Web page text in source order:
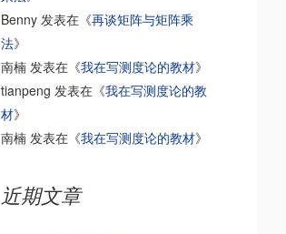
Benny发表在《再谈矩阵与矩阵乘
法》
南楠发表在《我在写测度论的教材》
tianpeng 发表在《我在写测度论的教
材》
南楠发表在《我在写测度论的教材》
近期文章